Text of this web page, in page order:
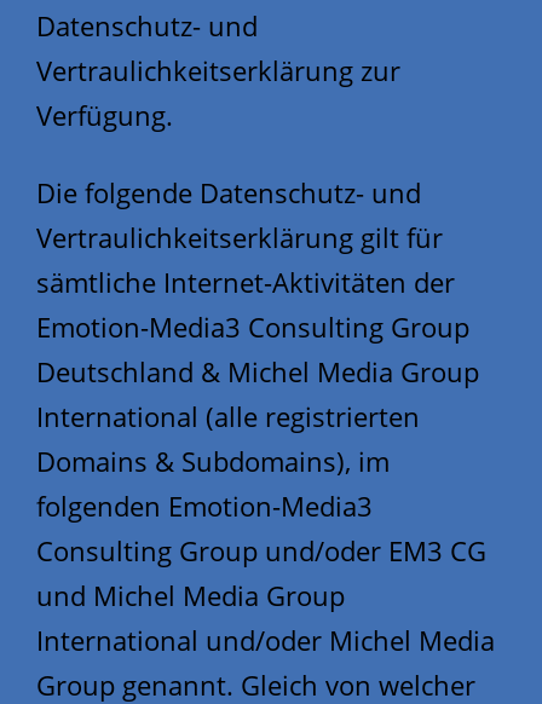
Datenschutz- und
Vertraulichkeitserklärung zur
Verfügung.
Die folgende Datenschutz- und
Vertraulichkeitserklärung gilt für
sämtliche Internet-Aktivitäten der
Emotion-Media3 Consulting Group
Deutschland & Michel Media Group
International (alle registrierten
Domains & Subdomains), im
folgenden Emotion-Media3
Consulting Group und/oder EM3 CG
und Michel Media Group
International und/oder Michel Media
Group genannt. Gleich von welcher